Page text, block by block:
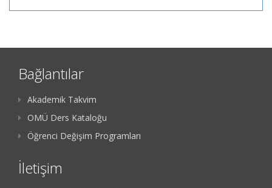
Bağlantılar
Akademik Takvim
OMÜ Ders Kataloğu
Öğrenci Değişim Programları
İletişim